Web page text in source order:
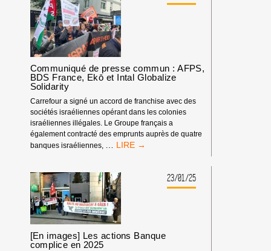
Communiqué de presse commun : AFPS,
BDS France, Ekō et Intal Globalize
Solidarity
Carrefour a signé un accord de franchise avec des
sociétés israéliennes opérant dans les colonies
israéliennes illégales. Le Groupe français a
également contracté des emprunts auprès de quatre
banques israéliennes,
COMMUNIQUÉ
COMMUN
:
AFPS,
BDS
FRANCE,
EKŌ
ET
23/01/25
[En images] Les actions Banque
complice en 2025